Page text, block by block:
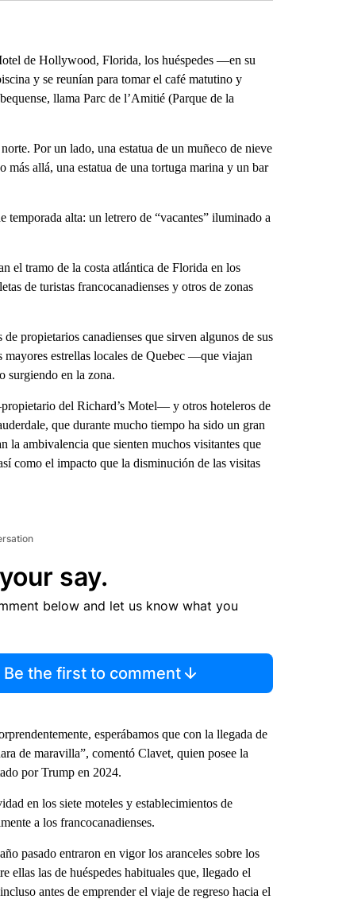
de Hollywood, Florida, los huéspedes —en su
y se reunían para tomar el café matutino y
llama Parc de l’Amitié (Parque de la
Por un lado, una estatua de un muñeco de nieve
más allá, una estatua de una tortuga marina y un bar
temporada alta: un letrero de “vacantes” iluminado a
el tramo de la costa atlántica de Florida en los
de turistas francocanadienses y otros de zonas
propietarios canadienses que sirven algunos de sus
mayores estrellas locales de Quebec —que viajan
surgiendo en la zona.
del Richard’s Motel— y otros hoteleros de
que durante mucho tiempo ha sido un gran
la ambivalencia que sienten muchos visitantes que
como el impacto que la disminución de las visitas
say.
below and let us know what you
Be the first to comment
esperábamos que con la llegada de
de maravilla”, comentó Clavet, quien posee la
por Trump en 2024.
en los siete moteles y establecimientos de
a los francocanadienses.
pasado entraron en vigor los aranceles sobre los
ellas las de huéspedes habituales que, llegado el
antes de emprender el viaje de regreso hacia el